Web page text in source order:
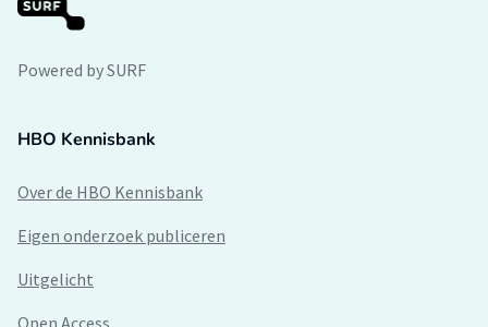
Powered by SURF
HBO Kennisbank
Over de HBO Kennisbank
Eigen onderzoek publiceren
Uitgelicht